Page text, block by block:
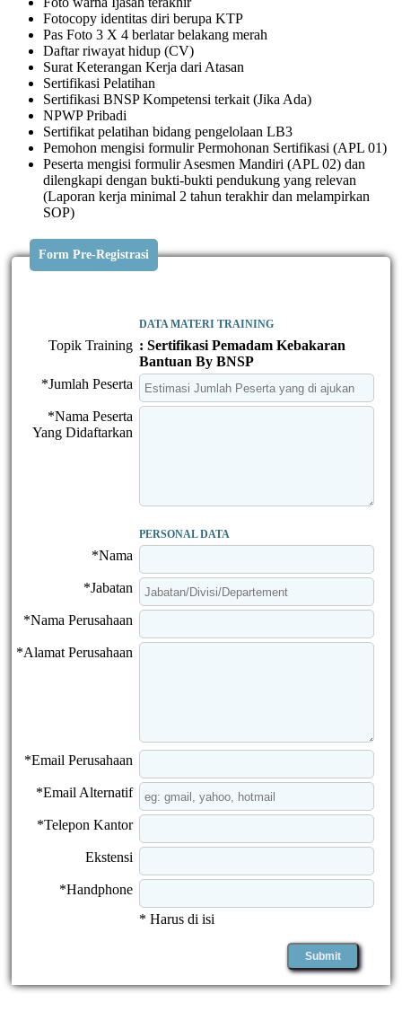
Fotocopy identitas diri berupa KTP
Pas Foto 3 X 4 berlatar belakang merah
Daftar riwayat hidup (CV)
Surat Keterangan Kerja dari Atasan
Sertifikasi Pelatihan
Sertifikasi BNSP Kompetensi terkait (Jika Ada)
NPWP Pribadi
Sertifikat pelatihan bidang pengelolaan LB3
Pemohon mengisi formulir Permohonan Sertifikasi (APL 01)
Peserta mengisi formulir Asesmen Mandiri (APL 02) dan
dilengkapi dengan bukti-bukti pendukung yang relevan
(Laporan kerja minimal 2 tahun terakhir dan melampirkan
SOP)
Form Pre-Registrasi
DATA MATERI TRAINING
Topik Training : Sertifikasi Pemadam Kebakaran
Bantuan By BNSP
*Jumlah Peserta
*Nama Peserta
Yang Didaftarkan
PERSONAL DATA
*Nama
*Jabatan
*Nama Perusahaan
*Alamat Perusahaan
*Email Perusahaan
*Email Alternatif
*Telepon Kantor
Ekstensi
*Handphone
* Harus di isi